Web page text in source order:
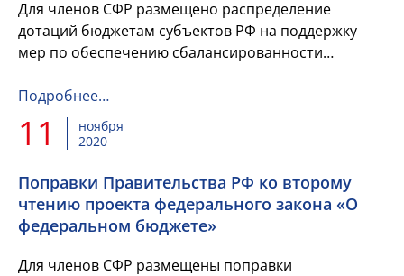
Для членов СФР размещено распределение
дотаций бюджетам субъектов РФ на поддержку
мер по обеспечению сбалансированности
2020 год для компенсации снижения пос...
Подробнее…
11
ноября
2020
Поправки Правительства РФ ко второму
чтению проекта федерального закона «О
федеральном бюджете»
Для членов СФР размещены поправки